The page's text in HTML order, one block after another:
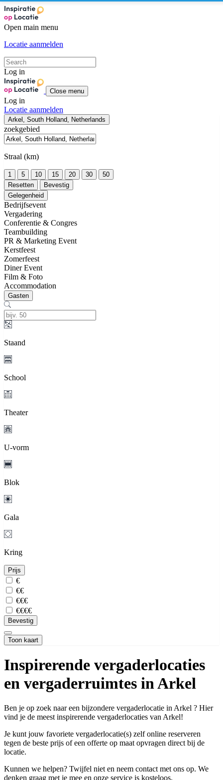
Open main menu
Locatie aanmelden
Log in
Close menu
Log in
Locatie aanmelden
Arkel, South Holland, Netherlands
zoekgebied
Straal (km)
1 5 10 15 20 30
50
Resetten
Bevestig
Gelegenheid
Bedrijfsevent
Vergadering
Conferentie & Congres
Teambuilding
PR & Marketing Event
Kerstfeest
Zomerfeest
Diner Event
Film & Foto
Accommodation
Gasten
Staand
School
Theater
U-vorm
Blok
Gala
Kring
Prijs
€
€€
€€€
€€€€
Bevestig
Toon kaart
Inspirerende vergaderlocaties
en vergaderruimtes in Arkel
Ben je op zoek naar een bijzondere vergaderlocatie in Arkel ? Hier
vind je de meest inspirerende vergaderlocaties van Arkel!
Je kunt jouw favoriete vergaderlocatie(s) zelf online reserveren
tegen de beste prijs of een offerte op maat opvragen direct bij de
locatie.
Kunnen we helpen? Twijfel niet en neem contact met ons op. We
denken graag met je mee en onze service is kosteloos.